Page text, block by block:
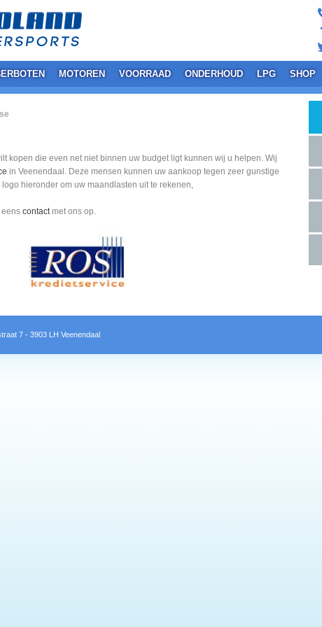
MOTOREN VOORRAAD ONDERHOUD LPG SHOP
kopen die even net niet binnen uw budget ligt kunnen wij u helpen. Wij
in Veenendaal. Deze mensen kunnen uw aankoop tegen zeer gunstige
hieronder om uw maandlasten uit te rekenen,
eens contactmet ons op.
7 - 3903 LH Veenendaal